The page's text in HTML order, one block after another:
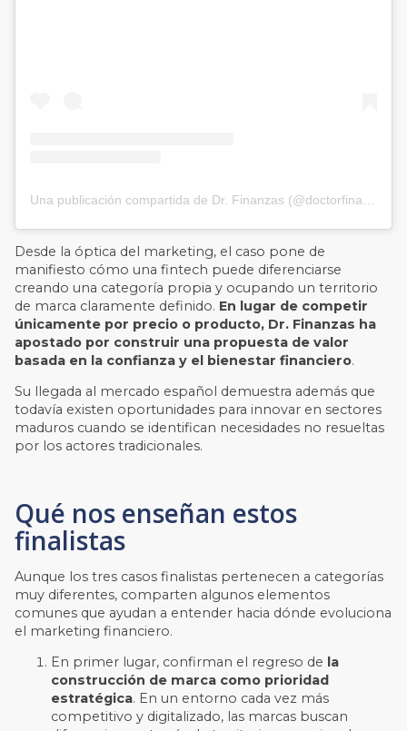
Desde la óptica del marketing, el caso pone de
manifiesto cómo una fintech puede diferenciarse
creando una categoría propia y ocupando un territorio
de marca claramente definido. En lugar de competir
únicamente por precio o producto, Dr. Finanzas ha
apostado por construir una propuesta de valor
basada en la confianza y el bienestar financiero.
Su llegada al mercado español demuestra además que
todavía existen oportunidades para innovar en sectores
maduros cuando se identifican necesidades no resueltas
por los actores tradicionales.
Qué nos enseñan estos
finalistas
Aunque los tres casos finalistas pertenecen a categorías
muy diferentes, comparten algunos elementos
comunes que ayudan a entender hacia dónde evoluciona
el marketing financiero.
En primer lugar, confirman el regreso de la
construcción de marca como prioridad
estratégica. En un entorno cada vez más
competitivo y digitalizado, las marcas buscan